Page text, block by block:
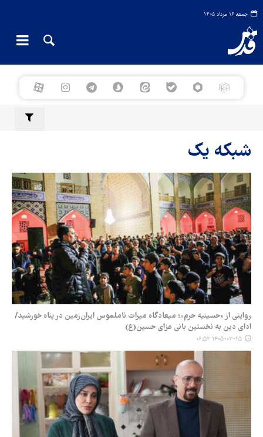
جمعه ۱۶ مرداد ۱۴۰۵
شبکه یک
روایتی از «حسینیه حرم»؛ میعادگاه میراث ناملموس ایران‌زمین در پناه خورشید/
ادای دین به نخستین بانی عزای حسین(ع)
۱۴۰۵-۰۳-۲۵ ۰۶:۵۳